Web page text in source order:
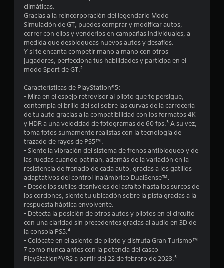
t
r
l
l
a
s
e
n
u
n
t
i
n
a
c
t
v
r
l
a
v
i
b
r
a
c
i
ó
n
d
e
l
c
o
n
t
r
d
e
l
j
u
e
g
P
u
e
d
e
s
p
a
u
s
a
r
e
l
j
u
e
g
o
climáticas.
Gracias a la reincorporación del legendario Modo
Simulación de GT, puedes comprar y modificar autos,
correr con ellos y venderlos en campañas individuales, a
medida que desbloqueas nuevos autos y desafíos.
Y si te encanta competir mano a mano con otros
jugadores, perfecciona tus habilidades y participa en el
modo Sport de GT.²
Características de PlayStation®5:
- Mira en el espejo retrovisor al piloto que te persigue,
contempla el brillo del sol sobre las curvas de la carrocería
de tu auto gracias a la compatibilidad con los formatos 4K
y HDR a una velocidad de fotogramas de 60 fps.³ A su vez,
toma fotos sumamente realistas con la tecnología de
trazado de rayos de PS5™.
- Siente la vibración del sistema de frenos antibloqueo y de
las ruedas cuando patinan, además de la variación en la
resistencia de frenado de cada auto, gracias a los gatillos
adaptativos del control inalámbrico DualSense™.
- Desde los sutiles desniveles del asfalto hasta los surcos de
los cordones, siente tu ubicación sobre la pista gracias a la
respuesta háptica envolvente.
- Detecta la posición de otros autos y pilotos en el circuito
con una claridad sin precedentes gracias al audio en 3D de
la consola PS5.⁴
- Colócate en el asiento de piloto y disfruta Gran Turismo™
7 como nunca antes con la potencia del casco
PlayStation®VR2 a partir del 22 de febrero de 2023.⁵